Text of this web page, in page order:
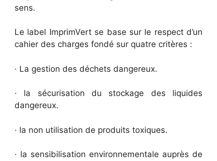
sens.
Le label ImprimVert se base sur le respect d’un
cahier des charges fondé sur quatre critères :
· La gestion des déchets dangereux.
· la sécurisation du stockage des liquides
dangereux.
· la non utilisation de produits toxiques.
· la sensibilisation environnementale auprès de